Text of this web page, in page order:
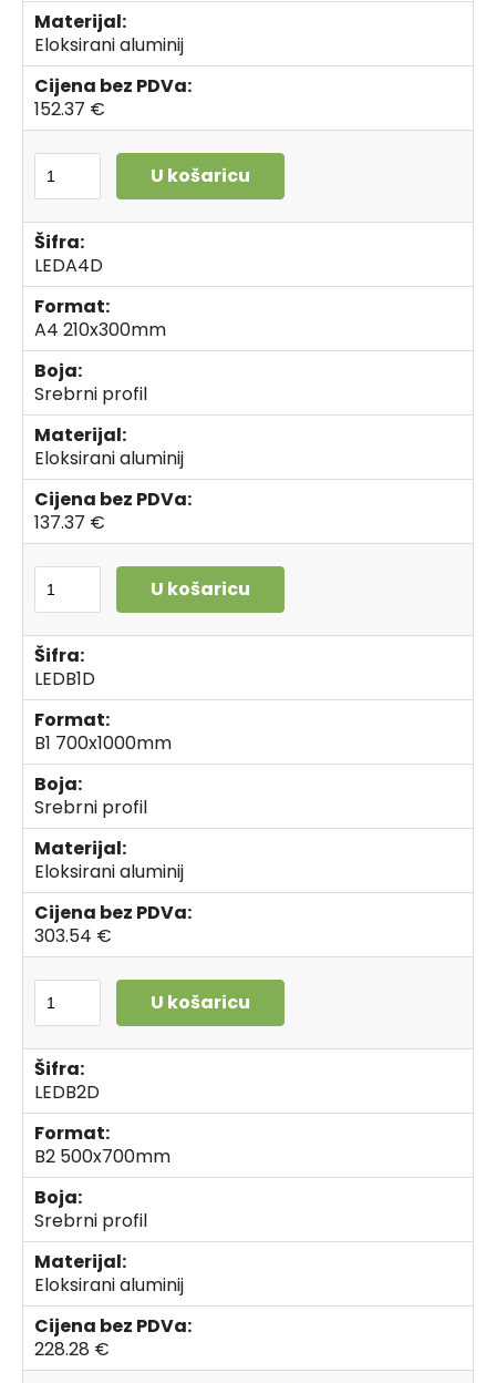
Materijal:
Eloksirani aluminij
Cijena bez PDVa:
152.37 €
U košaricu
Šifra:
LEDA4D
Format:
A4 210x300mm
Boja:
Srebrni profil
Materijal:
Eloksirani aluminij
Cijena bez PDVa:
137.37 €
U košaricu
Šifra:
LEDB1D
Format:
B1 700x1000mm
Boja:
Srebrni profil
Materijal:
Eloksirani aluminij
Cijena bez PDVa:
303.54 €
U košaricu
Šifra:
LEDB2D
Format:
B2 500x700mm
Boja:
Srebrni profil
Materijal:
Eloksirani aluminij
Cijena bez PDVa:
228.28 €